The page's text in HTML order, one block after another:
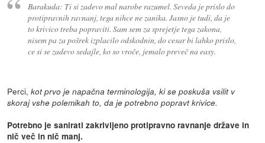
Barakuda: Ti si zadevo mal narobe razumel. Seveda je prislo do
protipravnih ravnanj, tega nihce ne zanika. Jasno je tudi, da je
to krivico treba popraviti. Sam sem za sprejetje tega zakona,
nisem pa za pošrek izplacilo odskodnin, do cesar bi lahko prislo,
ce si se zadevo sedajle, ko so vroče, jemalo preveč na easy.
Perci,kot prvo je napačna terminologija, ki se poskuša vsilit v
skoraj vshe polemikah to, da je potrebno popravt krivice.
Potrebno je sanirati zakrivljeno protipravno ravnanje države in
nič več in nič manj.